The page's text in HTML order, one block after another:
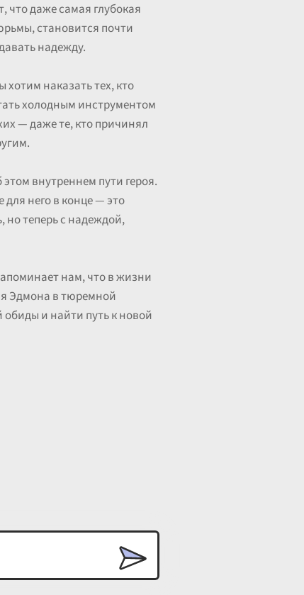
что даже самая глубокая
становится почти
надежду.
наказать тех, кто
холодным инструментом
— даже те, кто причинял
внутреннем пути героя.
него в конце — это
но теперь с надеждой,
нам, что в жизни
Эдмона в тюремной
и найти путь к новой